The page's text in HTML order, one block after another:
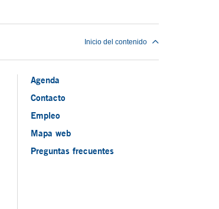
Inicio del contenido
Agenda
Contacto
Empleo
Mapa web
Preguntas frecuentes